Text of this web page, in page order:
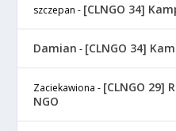
szczepan - [CLNGO 34]
Damian - [CLNGO 34]
Zaciekawiona - [CLNGO 29]
NGO